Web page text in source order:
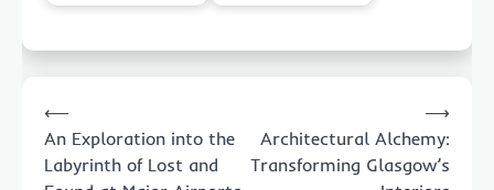
navigation
⟵
An Exploration into the
Labyrinth of Lost and
Architectural Alchemy:
Transforming Glasgow’s
⟶